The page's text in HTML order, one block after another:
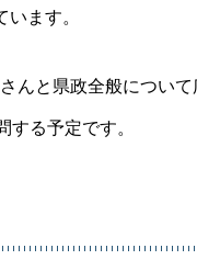
ます。
と県政全般について
る予定です。